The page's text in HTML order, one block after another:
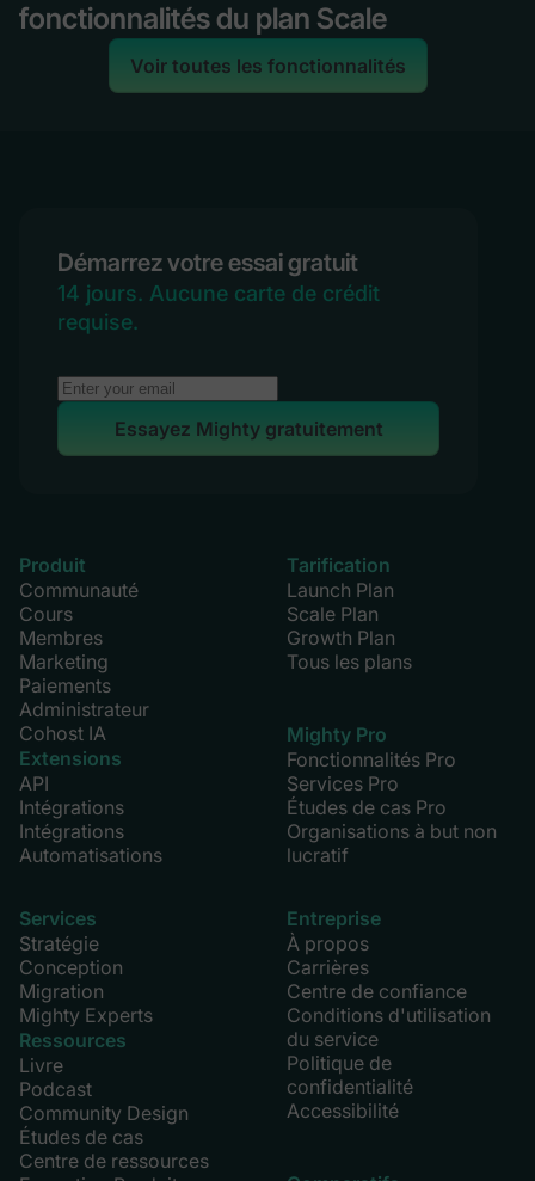
fonctionnalités du plan Scale
Voir toutes les fonctionnalités
Démarrez votre essai gratuit
14 jours. Aucune carte de crédit
requise.
Essayez Mighty gratuitement
Produit
Communauté
Cours
Membres
Marketing
Paiements
Administrateur
Cohost IA
Extensions
API
Intégrations
Intégrations
Automatisations
Tarification
Launch Plan
Scale Plan
Growth Plan
Tous les plans
Mighty Pro
Fonctionnalités Pro
Services Pro
Études de cas Pro
Organisations à but non
lucratif
Services
Stratégie
Conception
Migration
Mighty Experts
Ressources
Livre
Podcast
Community Design
Études de cas
Centre de ressources
Entreprise
À propos
Carrières
Centre de confiance
Conditions d'utilisation
du service
Politique de
confidentialité
Accessibilité